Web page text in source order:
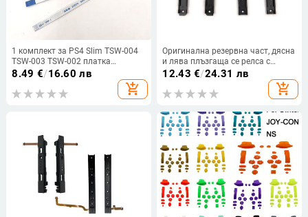
1 комплект за PS4 Slim TSW-004
TSW-003 TSW-002 платка
Превключвател за включване/
изключване Бутон за изваждане
на захранването ПХБ платка с
8.49 €/16.60 лв
add_shopping_cart
Оригинална резервна част, дясна
и лява плъзгаща се релса с
гъвкав кабел Фиксираща част за
Nintendo Switch OLED конзола NS
Rebuild Track
12.43 €/24.31 лв
add_shopping_cart